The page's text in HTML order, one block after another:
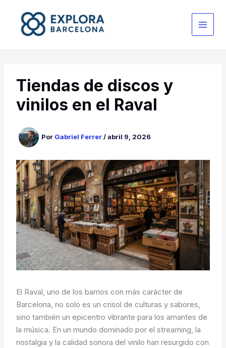
contenido
Tiendas de discos y
vinilos en el Raval
Por Gabriel Ferrer/abril 9, 2026
El Raval, uno de los barrios con más carácter de
Barcelona, no solo es un crisol de culturas y sabores,
sino también un epicentro vibrante para los amantes de
la música. En un mundo dominado por el streaming, la
nostalgia y la calidad sonora del vinilo han resurgido con